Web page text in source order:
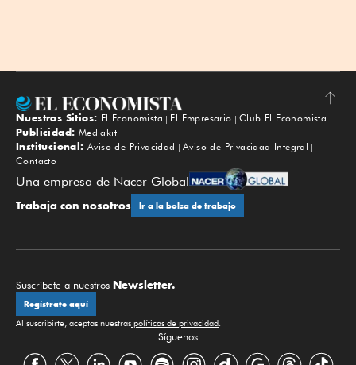
Subir
Nuestros Sitios: El Economista El Empresario
Club El Economista
Publicidad: Mediakit
Institucional: Aviso de Privacidad
Aviso de Privacidad Integral
Contacto
Una empresa de Nacer Global
Trabaja con nosotros Ir a la bolsa de trabajo
Suscríbete a nuestros Newsletter.
Regístrate aquí
Al suscribirte, aceptas nuestras políticas de privacidad
Síguenos